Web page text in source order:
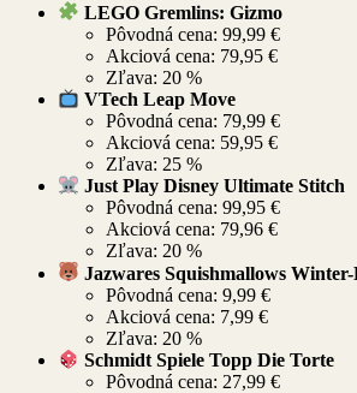
LEGO Gremlins: Gizmo
Pôvodná cena: 99,99 €
Akciová cena: 79,95 €
Zľava: 20 %
VTech Leap Move
Pôvodná cena: 79,99 €
Akciová cena: 59,95 €
Zľava: 25 %
Just Play Disney Ultimate Stitch
Pôvodná cena: 99,95 €
Akciová cena: 79,96 €
Zľava: 20 %
Jazwares Squishmallows
Pôvodná cena: 9,99 €
Akciová cena: 7,99 €
Zľava: 20 %
Schmidt Spiele Topp Die Torte
Pôvodná cena: 27,99 €